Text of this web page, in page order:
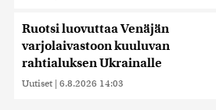
Ruotsi luovuttaa Venäjän
varjolaivastoon kuuluvan
rahtialuksen Ukrainalle
Uutiset | 6.8.2026 14:03